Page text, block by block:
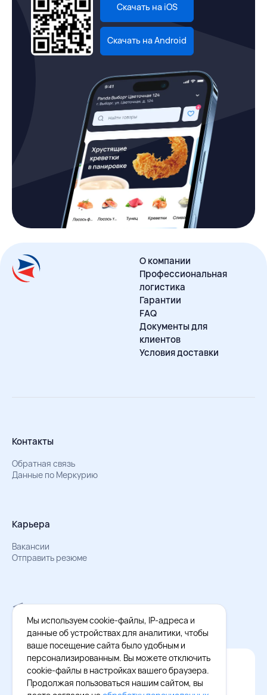
Скачать на iOS
Скачать на Android
О компании
Профессиональная
логистика
Гарантии
FAQ
Документы для
клиентов
Условия доставки
Контакты
Обратная связь
Данные по Меркурию
Карьера
Вакансии
Отправить резюме
Мы в Телеграм
Документы об обработке персональных данных
Охрана труда – результаты СОУТ
Официальное приложение Восток - Запад
Cкачайте бесплатное приложение
Мы используем cookie-файлы, IP-адреса и
данные об устройствах для аналитики, чтобы
ваше посещение сайта было удобным и
персонализированным. Вы можете отключить
cookie-файлы в настройках вашего браузера.
Продолжая пользоваться нашим сайтом, вы